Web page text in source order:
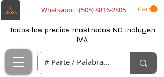
Whatsapp: +(505) 8816-2805 Carrito
Todos los precios mostrados NO incluyen
IVA